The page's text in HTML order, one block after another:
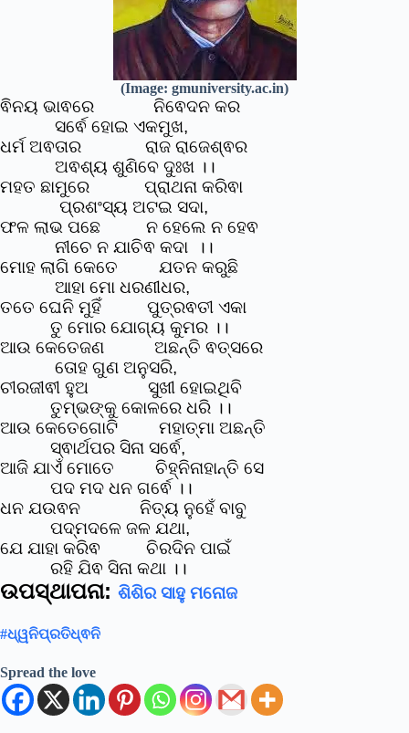
(Image: gmuniversity.ac.in)
ଵିନୟ ଭାଵରେ ନିଵେଦନ କର
ସର୍ଵେ ହୋଇ ଏକମୁଖ,
ଧର୍ମ ଅଵତାର ରାଜ ରାଜେଶ୍ଵର
ଅଵଶ୍ୟ ଶୁଣିବେ ଦୁଃଖ ।।
ମହତ ଛାମୁରେ ପ୍ରାଥନା କରିଵା
ପ୍ରଶଂସ୍ୟ ଅଟଇ ସଦା,
ଫଳ ଲାଭ ପଛେ ନ ହେଲେ ନ ହେଵ
ନୀଚେ ନ ଯାଚିଵ କଦା ‌ ।।
ମୋହ ଲାଗି କେତେ ଯତନ କରୁଛି
ଆହା ମୋ ଧରଣୀଧର,
ତତେ ଘେନି ମୁହିଁ ପୁତ୍ରଵତୀ ଏକା
ତୁ ମୋର ଯୋଗ୍ୟ କୁମର ।।
ଆଉ କେତେଜଣ ଅଛନ୍ତି ଵତ୍ସରେ
ତୋହ ଗୁଣ ଅନୁସରି,
ଚୀରଜୀଵୀ ହୁଅ ସୁଖୀ ହୋଇଥିବି
ତୁମ୍ଭଙ୍କୁ କୋଳରେ ଧରି ।।
ଆଉ କେତେଗୋଟି ମହାତ୍ମା ଅଛନ୍ତି
ସ୍ଵାର୍ଥପର ସିନା ସର୍ଵେ,
ଆଜି ଯାଏଁ ମୋତେ ଚିହ୍ନିନାହାନ୍ତି ସେ
ପଦ ମଦ ଧନ ଗର୍ଵେ ।।
ଧନ ଯଉଵନ ନିତ୍ୟ ନୁହେଁ ବାବୁ
ପଦ୍ମଦଳେ ଜଳ ଯଥା,
ଯେ ଯାହା କରିଵ ଚିରଦିନ ପାଇଁ
ରହି ଯିଵ ସିନା କଥା ।।
ଉପସ୍ଥାପନା: ଶିଶିର ସାହୁ ମନୋଜ
#ଧ୍ୱନିପ୍ରତିଧ୍ଵନି
Spread the love